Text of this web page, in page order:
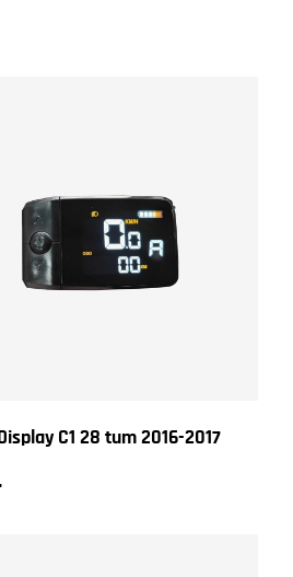
C1 28 tum 2016-2017